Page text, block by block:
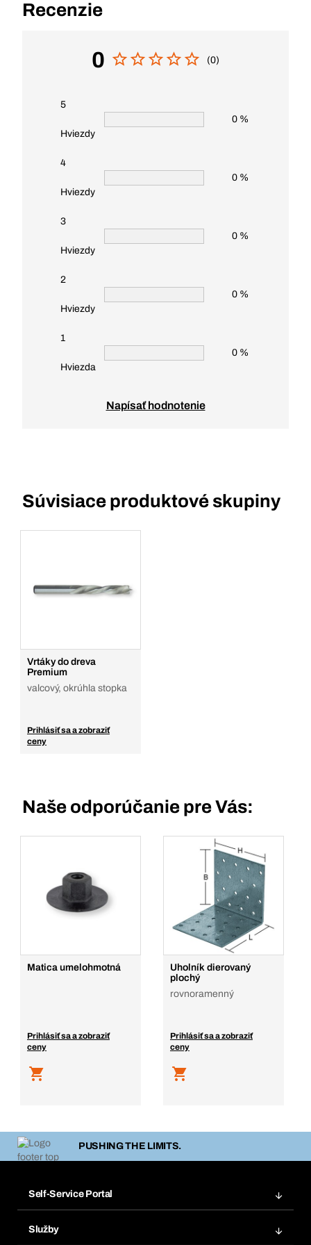
Recenzie
0 (0)
5
Hviezdy
0 %
4
Hviezdy
0 %
3
Hviezdy
0 %
2
Hviezdy
0 %
1
Hviezda
0 %
Napísať hodnotenie
Súvisiace produktové skupiny
Vrtáky do dreva
Premium
valcový, okrúhla stopka
Prihlásiť sa a zobraziť
ceny
Naše odporúčanie pre Vás:
Matica umelohmotná
Prihlásiť sa a zobraziť
ceny
Uholník dierovaný
plochý
rovnoramenný
Prihlásiť sa a zobraziť
ceny
PUSHING THE LIMITS.
Self-Service Portal
Služby